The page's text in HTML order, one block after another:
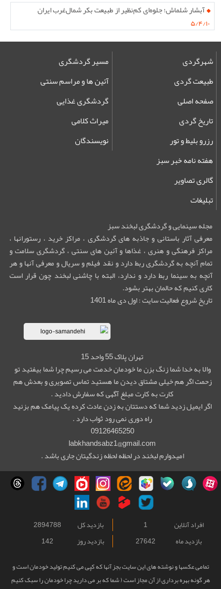
آبشار شلماش؛ جلوه‌ای کم‌نظیر از طبیعت بکر شمال‌غرب ایران
۵/۴/۱۰
شهرگردی
طبیعت گردی
صفحه اصلی
تاریخ گردی
مسیر گردشگری
آئین ها و مراسم سنتی
گردشگری غذایی
میراث کلامی
رزرو بلیط و تور
هفته نامه خبر سبز
گالری تصاویر
تبلیغات
نویسندگان
مجله سینمایی و گردشگری لبخند سبز
معرفی آثار باستانی و جاذبه های گردشگری ، مراکز خرید ، رستورانها ،
مراکز فرهنگی و هنری ، غذاها و آئین های سنتی ، گردشگری سلامت و
تمام آنچه به گردشگری ربط دارد و نقد فیلم و سریال و معرفی آنها و هر
آنچه به سینما ربط دارد و ندارد، البته با چاشنی لبخند چون قرار است
کاری کنیم که حالمان بهتر بشود.
تاریخ شروع فعالیت سایت : اول دی ماه 1401
تهران پلاک 55 واحد 15
والا به خدا شما زنگ بزن ما خودمان خدمت می رسیم چرا شما بیفتید تو
زحمت اگر هم خیلی مشتاق دیدن ما هستید تماس تصویری و بعدش هم
کارت به کارت مبلغ آگهی که سفارش دادید .
اگر ایمیل زدید شما که دستتان به زدن عادت کرده یک پیامک هم بزنید
راه دوری نمی رود ثواب دارد .
09126465250
labkhandsabz1@gmail.com
امیدوارم لبخند در لحظه لحظه زندگیتان جاری باشد .
افراد آنلاین 1 بازدید کل
2894788
بازدید ماه
27642 بازدید روز 142
تمامی عکسها و نوشته های این سایت بجز آنها که کپی می کنیم تولید خودمان است و
هر گونه بهره برداری از آن مجاز است ( شما که بر می دارید چرا خودمان را سبک کنیم